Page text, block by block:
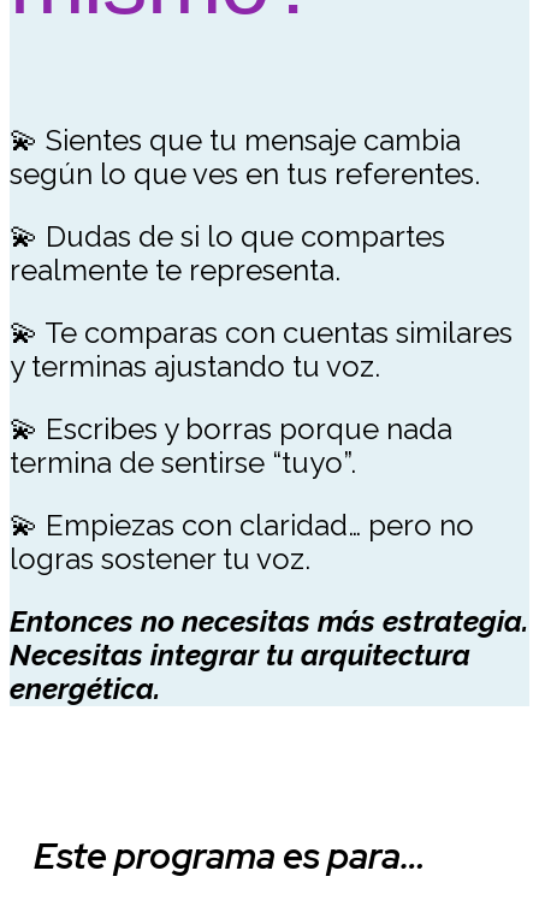
💫 Sientes que tu mensaje cambia
según lo que ves en tus referentes.
💫 Dudas de si lo que compartes
realmente te representa.
💫 Te comparas con cuentas similares
y terminas ajustando tu voz.
💫 Escribes y borras porque nada
termina de sentirse “tuyo”.
💫 Empiezas con claridad… pero no
logras sostener tu voz.
Entonces no necesitas más estrategia.
Necesitas integrar tu arquitectura
energética.
Este programa es para…